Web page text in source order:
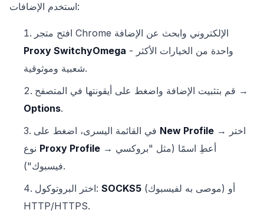
استخدم الإضافات:
افتح متجر Chrome الإلكتروني وابحث عن الإضافة
Proxy SwitchyOmega - واحدة من الخيارات الأكثر
شعبية وموثوقية.
قم بتثبيت الإضافة واضغط على أيقونتها في المتصفح →
Options.
New Profile → اختر
Proxy Profile → أعطِ اسمًا (مثل "بروكسي
فيسبوك").
اختر البروتوكول: SOCKS5 (موصى به لفيسبوك) أو
HTTP/HTTPS.